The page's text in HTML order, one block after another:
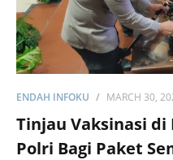
ENDAH INFOKU MARCH 30,
Tinjau Vaksinasi
Polri Bagi Paket